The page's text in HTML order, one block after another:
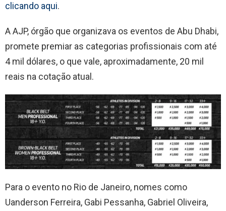
clicando aqui.
A AJP, órgão que organizava os eventos de Abu Dhabi,
promete premiar as categorias profissionais com até
4 mil dólares, o que vale, aproximadamente, 20 mil
reais na cotação atual.
Para o evento no Rio de Janeiro, nomes como
Uanderson Ferreira, Gabi Pessanha, Gabriel Oliveira,